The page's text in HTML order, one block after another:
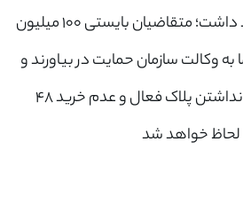
مرحله اول وجود خواهد داشت؛ متقاضیان بایستی ۱۰۰ میلیون
وکالت سازمان حمایت در بیاورند و
شرایط عمومی همچون نداشتن پلاک فعال و عدم خرید ۴۸
لحاظ خواهد شد